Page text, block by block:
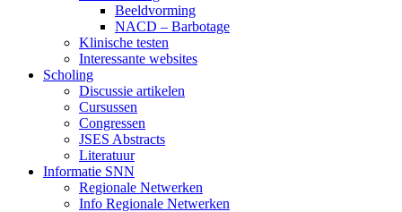
Beeldvorming
NACD – Barbotage
Klinische testen
Interessante websites
Scholing
Discussie artikelen
Cursussen
Congressen
JSES Abstracts
Literatuur
Informatie SNN
Regionale Netwerken
Info Regionale Netwerken